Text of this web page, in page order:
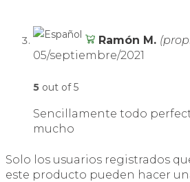
Ramón M.
05/septiembre/2021
5 out of 5
Sencillamente todo
mucho
Solo los usuarios registrados
este producto pueden hacer